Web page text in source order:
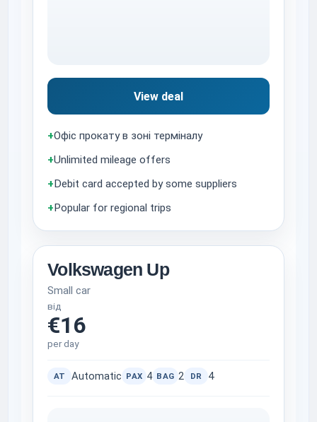
View deal
+Офіс прокату в зоні терміналу
+Unlimited mileage offers
+Debit card accepted by some suppliers
+Popular for regional trips
Volkswagen Up
Small car
від
€16
per day
AT Automatic PAX 4 BAG 2 DR 4